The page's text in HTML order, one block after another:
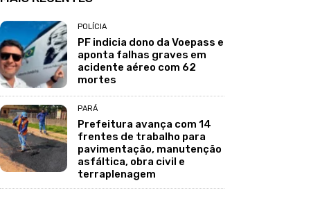
POLÍCIA
PF indicia dono da Voepass e
aponta falhas graves em
acidente aéreo com 62
mortes
PARÁ
Prefeitura avança com 14
frentes de trabalho para
pavimentação, manutenção
asfáltica, obra civil e
terraplenagem